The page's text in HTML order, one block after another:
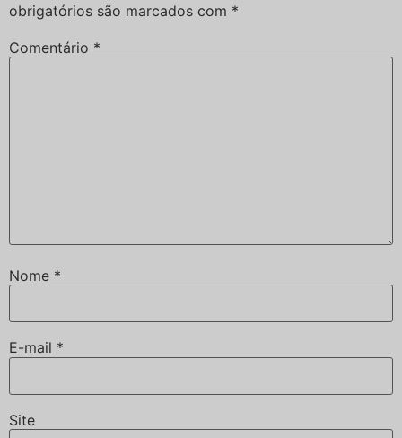
obrigatórios são marcados com *
Comentário *
Nome *
E-mail *
Site